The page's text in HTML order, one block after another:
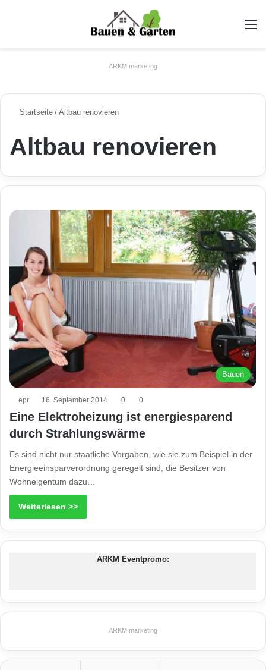
ARKM.marketing
Startseite / Altbau renovieren
Altbau renovieren
Bauen
epr 16. September 2014 0 0
Eine Elektroheizung ist energiesparend
durch Strahlungswärme
Es sind nicht nur staatliche Vorgaben, wie sie zum Beispiel in der
Energieeinsparverordnung geregelt sind, die Besitzer von
Wohneigentum dazu…
Weiterlesen >>
ARKM Eventpromo:
ARKM.marketing